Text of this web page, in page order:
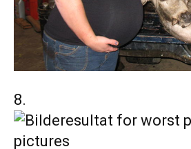
8.